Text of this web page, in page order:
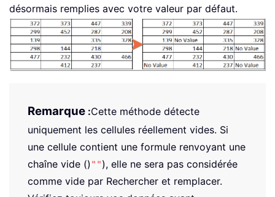
désormais remplies avec votre valeur par défaut.
Remarque :Cette méthode détecte
uniquement les cellules réellement vides. Si
une cellule contient une formule renvoyant une
chaîne vide () ""), elle ne sera pas considérée
comme vide par Rechercher et remplacer.